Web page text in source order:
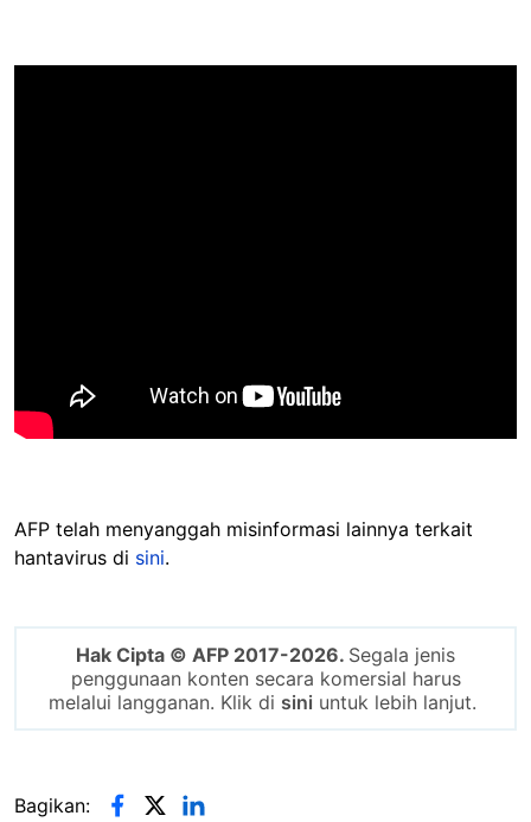
AFP telah menyanggah misinformasi lainnya terkait
hantavirus di sini.
Hak Cipta © AFP 2017-2026. Segala jenis
penggunaan konten secara komersial harus
melalui langganan. Klik di sini untuk lebih lanjut.
Bagikan: